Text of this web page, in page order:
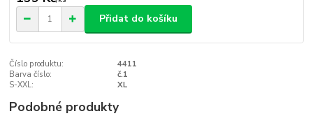
Přidat do košíku
Číslo produktu:
4411
Barva číslo:
č.1
S-XXL:
XL
Podobné produkty